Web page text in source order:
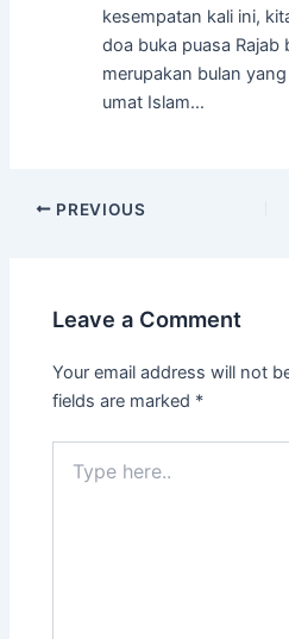
kesempatan kali ini,
doa buka puasa Rajab
merupakan bulan
umat Islam…
Post
PREVIOUS
Leave a Comment
Your email address will not
fields are marked *
here..